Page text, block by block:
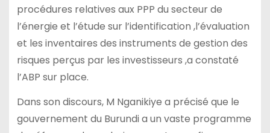
procédures relatives aux PPP du secteur de
l’énergie et l’étude sur l’identification ,l’évaluation
et les inventaires des instruments de gestion des
risques perçus par les investisseurs ,a constaté
l’ABP sur place.
Dans son discours, M Nganikiye a précisé que le
gouvernement du Burundi a un vaste programme